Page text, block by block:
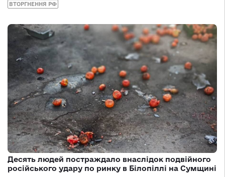
ВТОРГНЕННЯ РФ
Десять людей постраждало внаслідок подвійного
російського удару по ринку в Білопіллі на Сумщині